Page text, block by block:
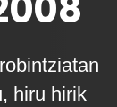
hiru hirik